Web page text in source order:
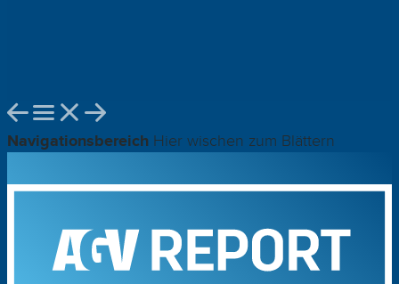
Navigationsbereich Hier wischen zum Blättern